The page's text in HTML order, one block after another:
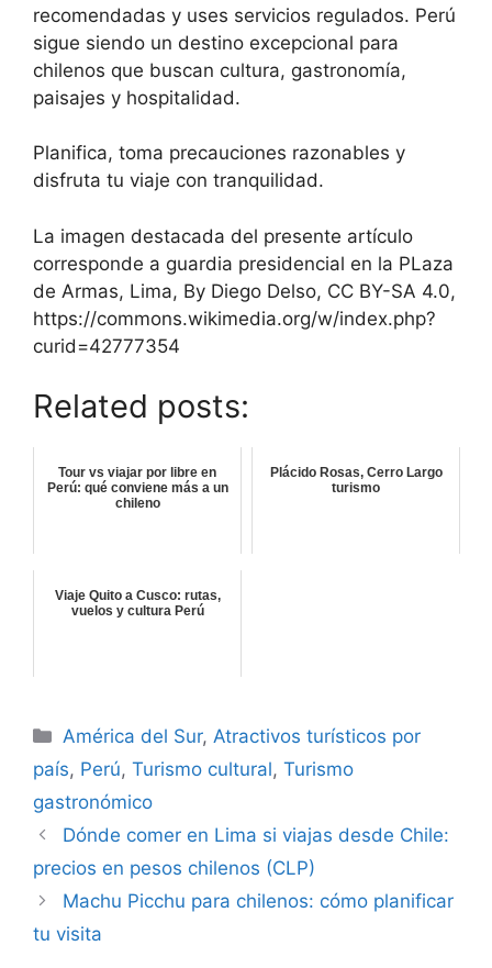
recomendadas y uses servicios regulados. Perú
sigue siendo un destino excepcional para
chilenos que buscan cultura, gastronomía,
paisajes y hospitalidad.
Planifica, toma precauciones razonables y
disfruta tu viaje con tranquilidad.
La imagen destacada del presente artículo
corresponde a guardia presidencial en la PLaza
de Armas, Lima, By Diego Delso, CC BY-SA 4.0,
https://commons.wikimedia.org/w/index.php?
curid=42777354
Related posts:
Tour vs viajar por libre en
Perú: qué conviene más a un
chileno
Plácido Rosas, Cerro Largo
turismo
Viaje Quito a Cusco: rutas,
vuelos y cultura Perú
Categorías
América del Sur,Atractivos turísticos por
país, Perú, Turismo cultural, Turismo
gastronómico
Dónde comer en Lima si viajas desde Chile:
precios en pesos chilenos (CLP)
Machu Picchu para chilenos: cómo planificar
tu visita